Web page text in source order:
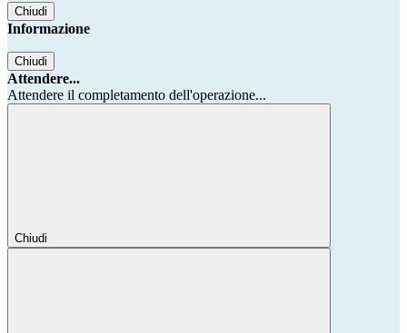
Chiudi
Informazione
Chiudi
Attendere...
Attendere il completamento dell'operazione...
Chiudi